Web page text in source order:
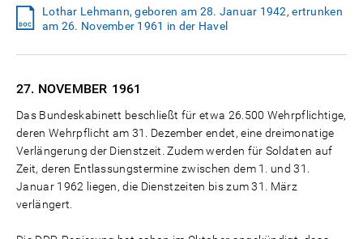
Lothar Lehmann, geboren am 28. Januar 1942, ertrunken
am 26. November 1961 in der Havel
27. NOVEMBER 1961
Das Bundeskabinett beschließt für etwa 26.500 Wehrpflichtige,
deren Wehrpflicht am 31. Dezember endet, eine dreimonatige
Verlängerung der Dienstzeit. Zudem werden für Soldaten auf
Zeit, deren Entlassungstermine zwischen dem 1. und 31.
Januar 1962 liegen, die Dienstzeiten bis zum 31. März
verlängert.